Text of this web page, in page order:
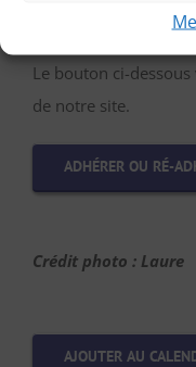
Vous souhaitez
Le bouton ci-
de notre site.
ADHÉRER OU RÉ-
Crédit photo : Laure
AJOUTER AU